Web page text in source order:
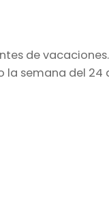
de vacaciones.
la semana del 24